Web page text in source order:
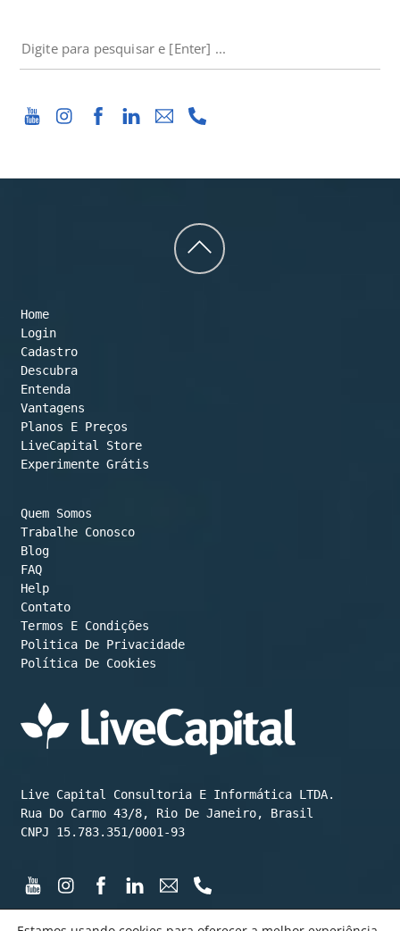
PESQUISAR
Back
Home
Login
Cadastro
Descubra
Entenda
Vantagens
Planos E Preços
LiveCapital Store
Experimente Grátis
Quem Somos
Trabalhe Conosco
Blog
FAQ
Help
Contato
Termos E Condições
Política De Cookies
Live Capital Consultoria E Informática LTDA.
Rua Do Carmo 43/8, Rio De Janeiro, Brasil
CNPJ 15.783.351/0001-93